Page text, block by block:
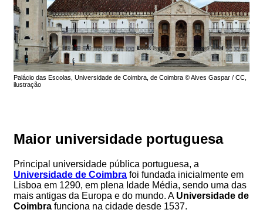
Palácio das Escolas, Universidade de Coimbra, de Coimbra © Alves Gaspar / CC,
ilustração
Maior universidade portuguesa
Principal universidade pública portuguesa, a
Universidade de Coimbra foi fundada inicialmente em
Lisboa em 1290, em plena Idade Média, sendo uma das
mais antigas da Europa e do mundo. A Universidade de
Coimbra funciona na cidade desde 1537.